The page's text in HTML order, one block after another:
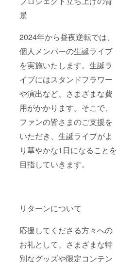
景
2024年から昼夜逆転では、
個人メンバーの生誕ライブ
を実施いたします。生誕ラ
イブにはスタンドフラワー
や演出など、さまざまな費
用がかかります。そこで、
ファンの皆さまのご支援を
いただき、生誕ライブがよ
り華やかな1日になることを
目指していきます。
リターンについて
応援してくださる方々への
お礼として、さまざまな特
別なグッズや限定コンテン